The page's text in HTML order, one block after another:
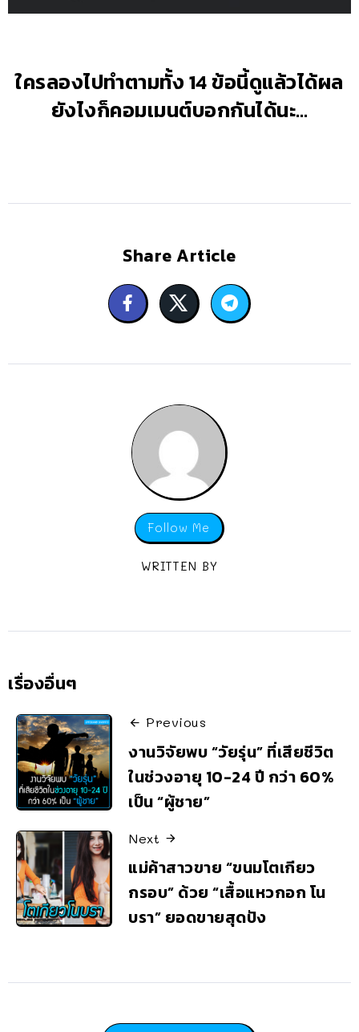
ใครลองไปทำตามทั้ง 14 ข้อนี้ดูแล้วได้ผล
ยังไงก็คอมเมนต์บอกกันได้นะ…
Share Article
Follow Me
WRITTEN BY
เรื่องอื่นๆ
Previous
งานวิจัยพบ “วัยรุ่น” ที่เสียชีวิต
ในช่วงอายุ 10-24 ปี กว่า 60%
เป็น “ผู้ชาย”
Next
แม่ค้าสาวขาย “ขนมโตเกียว
กรอบ” ด้วย “เสื้อแหวกอก โน
บรา” ยอดขายสุดปัง